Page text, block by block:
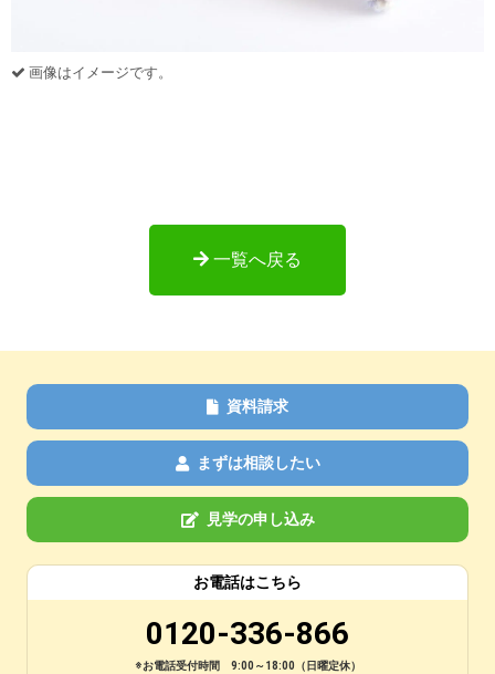
画像はイメージです。
一覧へ戻る
資料請求
まずは相談したい
見学の申し込み
お電話はこちら
0120-336-866
※お電話受付時間 9:00～18:00（日曜定休）